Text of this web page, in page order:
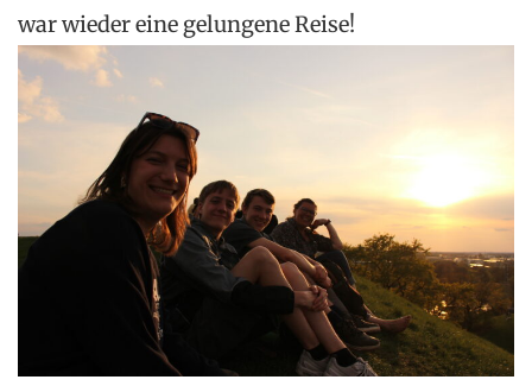
war wieder eine gelungene Reise!